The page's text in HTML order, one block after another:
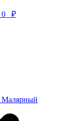
0
₽
Малярный